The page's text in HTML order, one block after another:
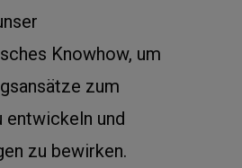
Knowhow, um
zum
entwickeln und
zu bewirken.